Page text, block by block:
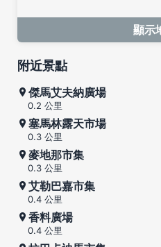
顯示
附近景點
傑馬艾夫納廣場
0.2 公里
塞馬林露天市場
0.3 公里
麥地那市集
0.3 公里
艾勒巴嘉市集
0.4 公里
香料廣場
0.4 公里